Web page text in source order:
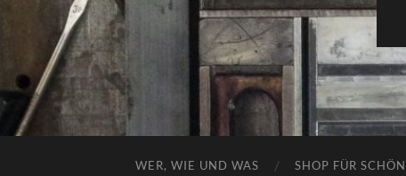
WER, WIE UND WAS SHOP FÜR